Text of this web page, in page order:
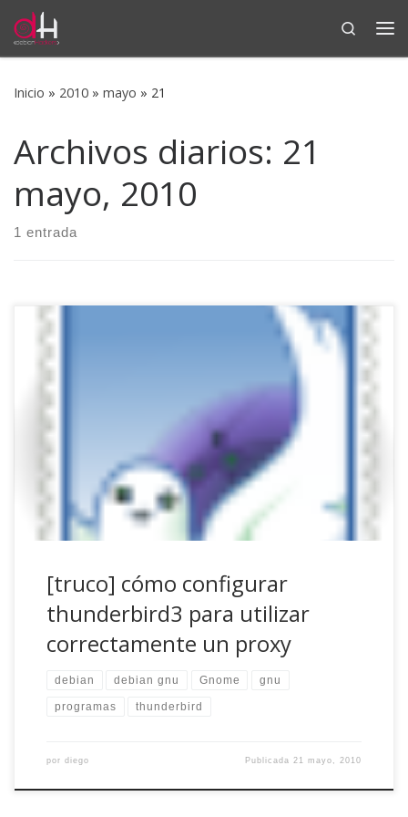
Saltar al contenido
Search
Inicio » 2010 » mayo » 21
Archivos diarios: 21
mayo, 2010
1 entrada
Hoy en día es bastante común que las empresas, sean del
tamaño que sean, utilicen servidores proxy (entre otros)
para filtrar el acceso a Internet y asegurarse la
productividad y, desde que éstos existen, los programas y
los sistemas operativos se han acostumbrado a lidiar con
ellos. Es tan sencillo […]
[truco] cómo configurar
thunderbird3 para utilizar
correctamente un proxy
debian debian gnu Gnome gnu
programas thunderbird
por diego Publicada 21 mayo, 2010